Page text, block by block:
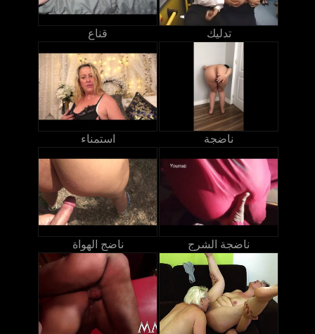
قناع تدليك
استمناء ناضجة
ناضج الهواة ناضجة الشرج